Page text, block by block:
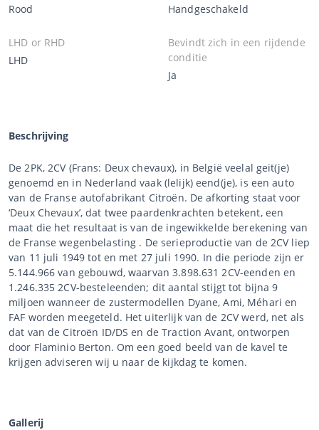
Rood Handgeschakeld
LHD or RHD
LHD
Bevindt zich in een rijdende
conditie
Ja
Beschrijving
De 2PK, 2CV (Frans: Deux chevaux), in België veelal geit(je)
genoemd en in Nederland vaak (lelijk) eend(je), is een auto
van de Franse autofabrikant Citroën. De afkorting staat voor
‘Deux Chevaux’, dat twee paardenkrachten betekent, een
maat die het resultaat is van de ingewikkelde berekening van
de Franse wegenbelasting . De serieproductie van de 2CV liep
van 11 juli 1949 tot en met 27 juli 1990. In die periode zijn er
5.144.966 van gebouwd, waarvan 3.898.631 2CV-eenden en
1.246.335 2CV-besteleenden; dit aantal stijgt tot bijna 9
miljoen wanneer de zustermodellen Dyane, Ami, Méhari en
FAF worden meegeteld. Het uiterlijk van de 2CV werd, net als
dat van de Citroën ID/DS en de Traction Avant, ontworpen
door Flaminio Berton. Om een goed beeld van de kavel te
krijgen adviseren wij u naar de kijkdag te komen.
Gallerij